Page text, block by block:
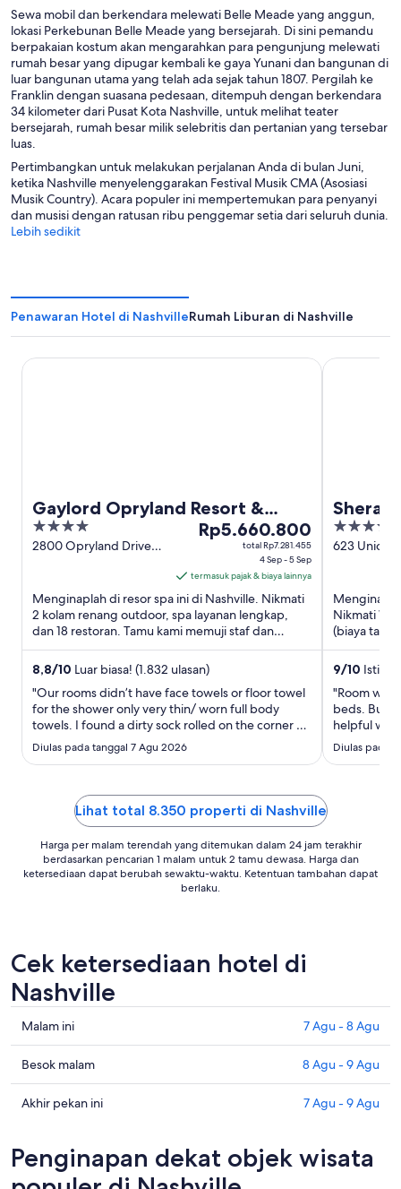
Sewa mobil dan berkendara melewati Belle Meade yang anggun,
lokasi Perkebunan Belle Meade yang bersejarah. Di sini pemandu
berpakaian kostum akan mengarahkan para pengunjung melewati
rumah besar yang dipugar kembali ke gaya Yunani dan bangunan di
luar bangunan utama yang telah ada sejak tahun 1807. Pergilah ke
Franklin dengan suasana pedesaan, ditempuh dengan berkendara
34 kilometer dari Pusat Kota Nashville, untuk melihat teater
bersejarah, rumah besar milik selebritis dan pertanian yang tersebar
luas.
Pertimbangkan untuk melakukan perjalanan Anda di bulan Juni,
ketika Nashville menyelenggarakan Festival Musik CMA (Asosiasi
Musik Country). Acara populer ini mempertemukan para penyanyi
dan musisi dengan ratusan ribu penggemar setia dari seluruh dunia.
Lebih sedikit
Penawaran Hotel di NashvilleRumah Liburan di Nashville
Gaylord Opryland Resort &
Convention Center
4
out
2800 Opryland Drive
Harga
Rp5.660.800
malam
dari
4
Sep
5
Sep
Rp5.660.800
total Rp7.281.455
4 Sep - 5 Sep
termasuk pajak & biaya lainnya
Menginaplah di resor spa ini di Nashville. Nikmati
2 kolam renang outdoor, spa layanan lengkap,
dan 18 restoran. Tamu kami memuji staf dan
kebersihan kamar di ...
8,8/10 Luar biasa! (1.832 ulasan)
"Our rooms didn’t have face towels or floor towel
for the shower only very thin/ worn full body
towels. I found a dirty sock rolled on the corner of
the floor by the balcony. Restaurants close at 8-
9pm despite Google says 10-11pm so we were
Diulas pada tanggal 7 Agu 2026
Gaylord Opryland Resort & Convention Center
4
out
623 Union
Nikmati
(biaya
kebersihan
9/10
"Room was
beds. But
helpful
your car.
good.
Diulas pada
Sheraton
Lihat total 8.350 properti di Nashville
Harga per malam terendah yang ditemukan dalam 24 jam terakhir
berdasarkan pencarian 1 malam untuk 2 tamu dewasa. Harga dan
ketersediaan dapat berubah sewaktu-waktu. Ketentuan tambahan dapat
berlaku.
Cek ketersediaan hotel di
Nashville
Cek
harga
di
Nashville
untuk
7
Malam ini 7 Agu - 8 Agu
Cek
harga
di
besok
malam,
Besok malam 8 Agu - 9 Agu
Cek
Nashville
untuk
Akhir pekan ini 7 Agu - 9 Agu
Penginapan dekat objek wisata